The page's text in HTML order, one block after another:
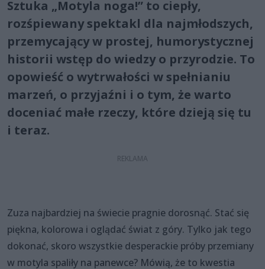
Sztuka „Motyla noga!” to ciepły,
rozśpiewany spektakl dla najmłodszych,
przemycający w prostej, humorystycznej
historii wstęp do wiedzy o przyrodzie. To
opowieść o wytrwałości w spełnianiu
marzeń, o przyjaźni i o tym, że warto
doceniać małe rzeczy, które dzieją się tu
i teraz.
Zuza najbardziej na świecie pragnie dorosnąć. Stać się
piękna, kolorowa i oglądać świat z góry. Tylko jak tego
dokonać, skoro wszystkie desperackie próby przemiany
w motyla spaliły na panewce? Mówią, że to kwestia